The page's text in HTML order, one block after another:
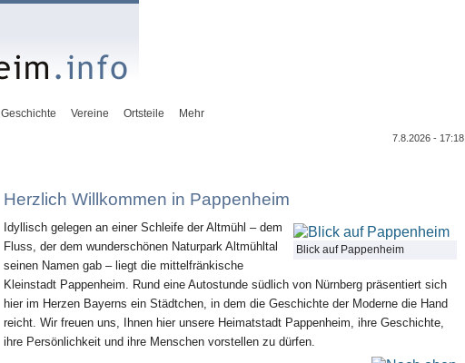
Geschichte Vereine Ortsteile Mehr
7.8.2026 - 17:18
Herzlich Willkommen in Pappenheim
Blick auf Pappenheim
Idyllisch gelegen an einer Schleife der Altmühl – dem
Fluss, der dem wunderschönen Naturpark Altmühltal
seinen Namen gab – liegt die mittelfränkische
Kleinstadt Pappenheim. Rund eine Autostunde südlich von Nürnberg präsentiert sich
hier im Herzen Bayerns ein Städtchen, in dem die Geschichte der Moderne die Hand
reicht. Wir freuen uns, Ihnen hier unsere Heimatstadt Pappenheim, ihre Geschichte,
ihre Persönlichkeit und ihre Menschen vorstellen zu dürfen.